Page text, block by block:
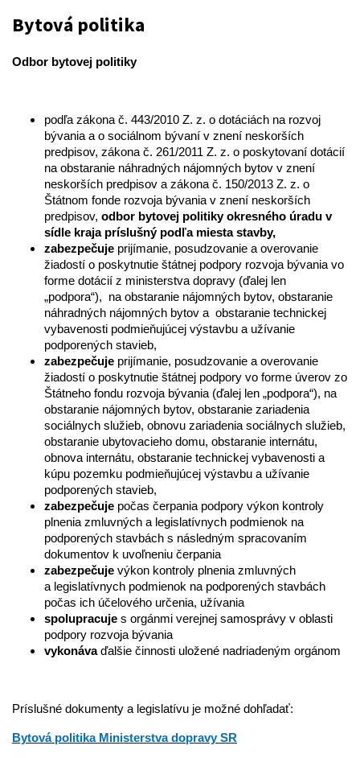
Bytová politika
Odbor bytovej politiky
podľa zákona č. 443/2010 Z. z. o dotáciách na rozvoj
bývania a o sociálnom bývaní v znení neskorších
predpisov, zákona č. 261/2011 Z. z. o poskytovaní dotácií
na obstaranie náhradných nájomných bytov v znení
neskorších predpisov a zákona č. 150/2013 Z. z. o
Štátnom fonde rozvoja bývania v znení neskorších
predpisov, odbor bytovej politikyokresného úradu v
sídle kraja príslušný podľa miesta stavby,
zabezpečuje prijímanie, posudzovanie a overovanie
žiadostí o poskytnutie štátnej podpory rozvoja bývania vo
forme dotácií z ministerstva dopravy (ďalej len
„podpora“), na obstaranie nájomných bytov, obstaranie
náhradných nájomných bytov a obstaranie technickej
vybavenosti podmieňujúcej výstavbu a užívanie
podporených stavieb,
zabezpečuje prijímanie, posudzovanie a overovanie
žiadostí o poskytnutie štátnej podpory vo forme úverov zo
Štátneho fondu rozvoja bývania (ďalej len „podpora“), na
obstaranie nájomných bytov, obstaranie zariadenia
sociálnych služieb, obnovu zariadenia sociálnych služieb,
obstaranie ubytovacieho domu, obstaranie internátu,
obnova internátu, obstaranie technickej vybavenosti a
kúpu pozemku podmieňujúcej výstavbu a užívanie
podporených stavieb,
zabezpečuje počas čerpania podpory výkon kontroly
plnenia zmluvných a legislatívnych podmienok na
podporených stavbách s následným spracovaním
dokumentov k uvoľneniu čerpania
zabezpečuje výkon kontroly plnenia zmluvných
a legislatívnych podmienok na podporených stavbách
počas ich účelového určenia, užívania
spolupracuje s orgánmi verejnej samosprávy v oblasti
podpory rozvoja bývania
vykonávaďalšie činnosti uložené nadriadeným orgánom
Príslušné dokumenty a legislatívu je možné dohľadať:
Bytová politika Ministerstva dopravy SR